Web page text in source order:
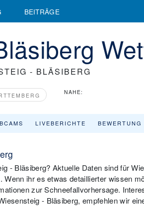
BEITRÄGE
- BLÄSIBERG
NAHE:
LIVEBERICHTE BEWERTUNG
- Bläsiberg? Aktuelle Daten sind für
Wenn ihr es etwas detaillierter wissen
zur Schneefallvorhersage.
- Bläsiberg, empfehlen wir